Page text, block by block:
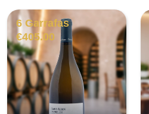
6 Garrafas
€405.00